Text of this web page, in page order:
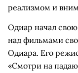
реализмом и
Одиар начал свою
над фильмами
Одиара. Его
«Смотри на